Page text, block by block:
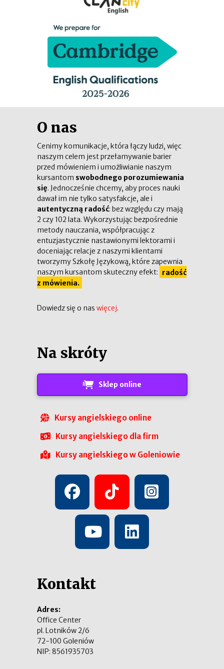
O nas
Cenimy komunikacje, która łączy ludzi, więc
naszym celem jest przełamywanie barier
przed mówieniem i umożliwianie naszym
kursantom swobodnego porozumiewania
się. Jednocześnie chcemy, aby proces nauki
dawał im nie tylko satysfakcje, ale i
autentyczną radość: bez względu czy mają
2 czy 102 lata. Wykorzystując bezpośrednie
metody nauczania, współpracując z
entuzjastycznie nastawionymi lektorami i
doceniając relacje z naszymi klientami
tworzymy Szkołę Językową, które zapewnia
naszym kursantom skuteczny efekt: radość
z mówienia.
Dowiedz się o nas więcej.
Na skróty
Sklep online
Kursy angielskiego online
Kursy angielskiego dla firm
Kursy angielskiego w Goleniowie
Kontakt
Adres:
Office Center
pl. Lotników 2/6
72-100 Goleniów
NIP: 8561935703